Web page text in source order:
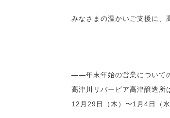
みなさまの温かいご支援に、
――年末年始の営業につい
高津川リバービア高津醸造所
12月29日（木）〜1月4日（水